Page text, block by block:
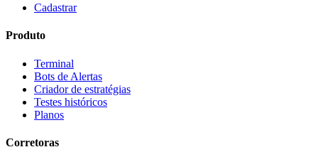
Cadastrar
Produto
Terminal
Bots de Alertas
Criador de estratégias
Testes históricos
Planos
Corretoras